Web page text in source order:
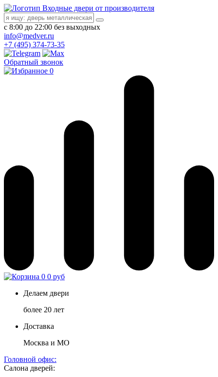
Входные двери от производителя
с 8:00 до 22:00 без выходных
info@medver.ru
+7 (495) 374-73-35
Обратный звонок
0
0 0 руб
Делаем двери
более 20 лет
Доставка
Москва и МО
Головной офис:
Салона дверей: